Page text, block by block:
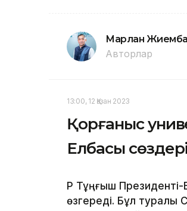
Марлан
Авторлар
13:00, 12 Қазан 2023
Қорғаныс
Елбасы
ҚР Тұңғыш
өзгереді. Бұл туралы